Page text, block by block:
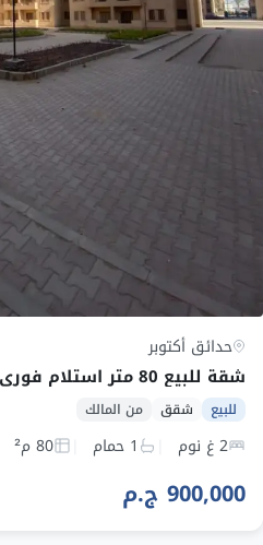
حدائق أكتوبر
للبيع شقق من المالك
2 غ نوم 1 حمام 80 م²
900,000 ج.م